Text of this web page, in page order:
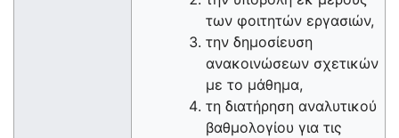
των φοιτητών εργασιών,
την δημοσίευση
ανακοινώσεων σχετικών
με το μάθημα,
τη διατήρηση αναλυτικού
βαθμολογίου για τις